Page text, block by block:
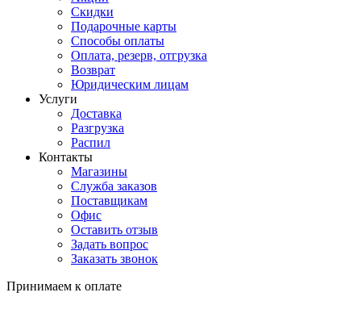
Скидки
Подарочные карты
Способы оплаты
Оплата, резерв, отгрузка
Возврат
Юридическим лицам
Услуги
Доставка
Разгрузка
Распил
Контакты
Магазины
Служба заказов
Поставщикам
Офис
Оставить отзыв
Задать вопрос
Заказать звонок
Принимаем к оплате